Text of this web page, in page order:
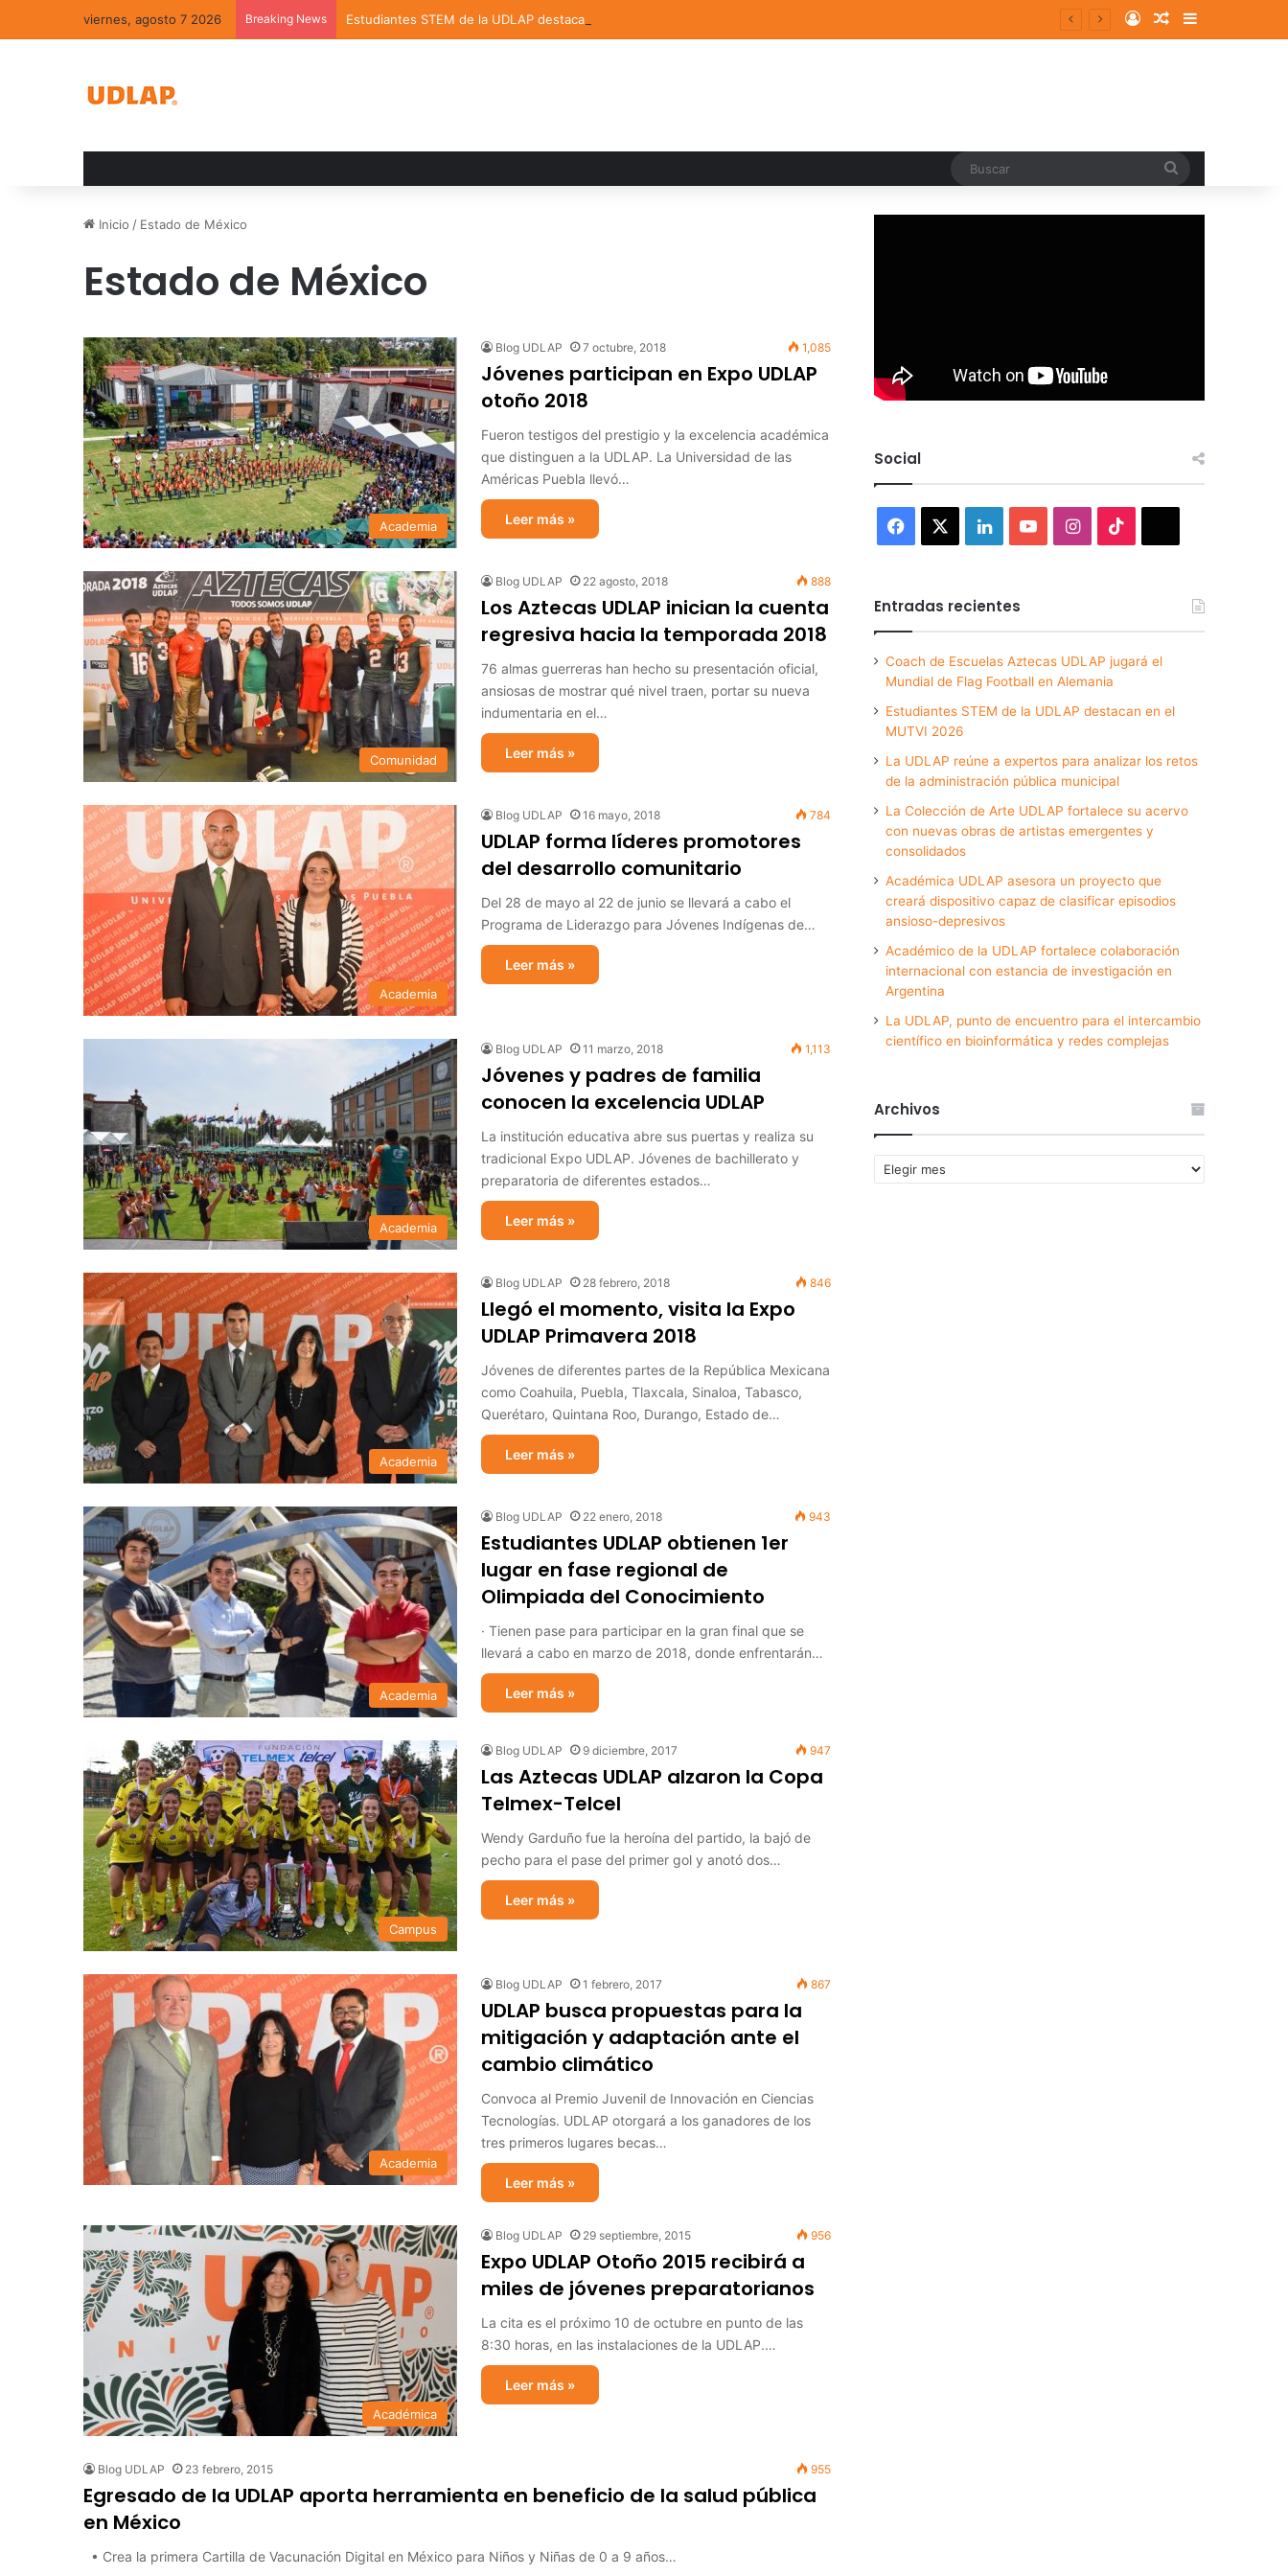
viernes, agosto 7 2026 Breaking News Estudiantes STEM de la UDLAP destacan en el MUTVI 2026 Log InRandom Article
Sidebar
Inicio / Estado de México
Estado de México
Academia
Blog UDLAP 7 octubre, 2018 1,085
Jóvenes participan en Expo UDLAP
otoño 2018
Fueron testigos del prestigio y la excelencia académica
que distinguen a la UDLAP. La Universidad de las
Américas Puebla llevó…
Leer más »
Comunidad
Blog UDLAP 22 agosto, 2018 888
Los Aztecas UDLAP inician la cuenta
regresiva hacia la temporada 2018
76 almas guerreras han hecho su presentación oficial,
ansiosas de mostrar qué nivel traen, portar su nueva
indumentaria en el…
Leer más »
Academia
Blog UDLAP 16 mayo, 2018 784
UDLAP forma líderes promotores
del desarrollo comunitario
Del 28 de mayo al 22 de junio se llevará a cabo el
Programa de Liderazgo para Jóvenes Indígenas de…
Leer más »
Academia
Blog UDLAP 11 marzo, 2018 1,113
Jóvenes y padres de familia
conocen la excelencia UDLAP
La institución educativa abre sus puertas y realiza su
tradicional Expo UDLAP. Jóvenes de bachillerato y
preparatoria de diferentes estados…
Leer más »
Academia
Blog UDLAP 28 febrero, 2018 846
Llegó el momento, visita la Expo
UDLAP Primavera 2018
Jóvenes de diferentes partes de la República Mexicana
como Coahuila, Puebla, Tlaxcala, Sinaloa, Tabasco,
Querétaro, Quintana Roo, Durango, Estado de…
Leer más »
Academia
Blog UDLAP 22 enero, 2018 943
Estudiantes UDLAP obtienen 1er
lugar en fase regional de
Olimpiada del Conocimiento
· Tienen pase para participar en la gran final que se
llevará a cabo en marzo de 2018, donde enfrentarán…
Leer más »
Campus
Blog UDLAP 9 diciembre, 2017 947
Las Aztecas UDLAP alzaron la Copa
Telmex-Telcel
Wendy Garduño fue la heroína del partido, la bajó de
pecho para el pase del primer gol y anotó dos…
Leer más »
Academia
Blog UDLAP 1 febrero, 2017 867
UDLAP busca propuestas para la
mitigación y adaptación ante el
cambio climático
Convoca al Premio Juvenil de Innovación en Ciencias
Tecnologías. UDLAP otorgará a los ganadores de los
tres primeros lugares becas…
Leer más »
Académica
Blog UDLAP 29 septiembre, 2015 956
Expo UDLAP Otoño 2015 recibirá a
miles de jóvenes preparatorianos
La cita es el próximo 10 de octubre en punto de las
8:30 horas, en las instalaciones de la UDLAP.…
Leer más »
Blog UDLAP 23 febrero, 2015 955
Egresado de la UDLAP aporta herramienta en beneficio de la salud pública
en México
• Crea la primera Cartilla de Vacunación Digital en México para Niños y Niñas de 0 a 9 años…
Social
Facebook LinkedInYouTubeInstagram
Entradas recientes
Coach de Escuelas Aztecas UDLAP jugará el
Mundial de Flag Football en Alemania
Estudiantes STEM de la UDLAP destacan en el
MUTVI 2026
La UDLAP reúne a expertos para analizar los retos
de la administración pública municipal
La Colección de Arte UDLAP fortalece su acervo
con nuevas obras de artistas emergentes y
consolidados
Académica UDLAP asesora un proyecto que
creará dispositivo capaz de clasificar episodios
ansioso-depresivos
Académico de la UDLAP fortalece colaboración
internacional con estancia de investigación en
Argentina
La UDLAP, punto de encuentro para el intercambio
científico en bioinformática y redes complejas
Archivos
Archivos